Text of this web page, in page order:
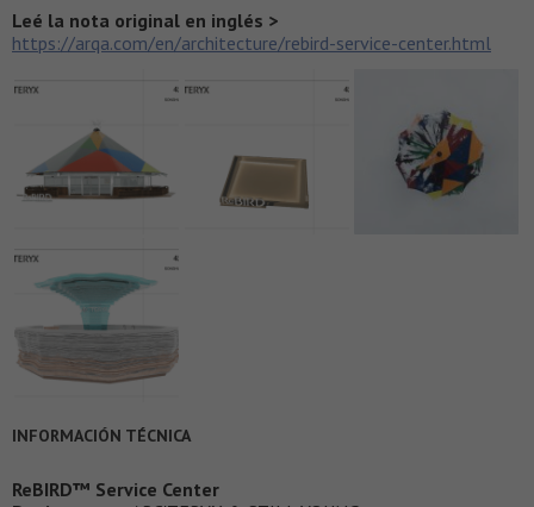
Leé la nota original en inglés >
https://arqa.com/en/architecture/rebird-service-center.html
INFORMACIÓN TÉCNICA
ReBIRD™ Service Center